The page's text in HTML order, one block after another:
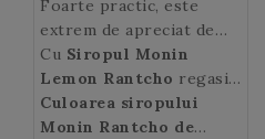
zahar, fara pulpa, ce
contine 50% suc din cele
mai bune lamai galbene
de Sicilia.
Foarte practic, este
extrem de apreciat de
profesionistii barurilor.
Cu Siropul Monin
Lemon Rantcho regasiti
aroma inconfundabila a
lamailor pe tot parcursul
Culoarea siropului
Monin Rantcho de